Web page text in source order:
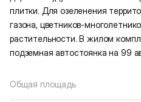
плитки. Для озеленения
газона, цветников-
растительности. В жилом
подземная автостоянка на 99
Общая площадь